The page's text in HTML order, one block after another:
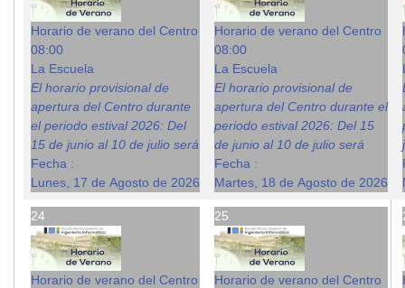
Horario de verano del Centro
08:00
La Escuela
El horario provisional de
apertura del Centro durante
el periodo estival 2026: Del
15 de junio al 10 de julio será
Fecha :
Lunes, 17 de Agosto de 2026
Horario de verano del Centro
08:00
La Escuela
El horario provisional de
apertura del Centro durante el
periodo estival 2026: Del 15
de junio al 10 de julio será
Fecha :
Martes, 18 de Agosto de 2026
24
Horario de verano del Centro
25
Horario de verano del Centro